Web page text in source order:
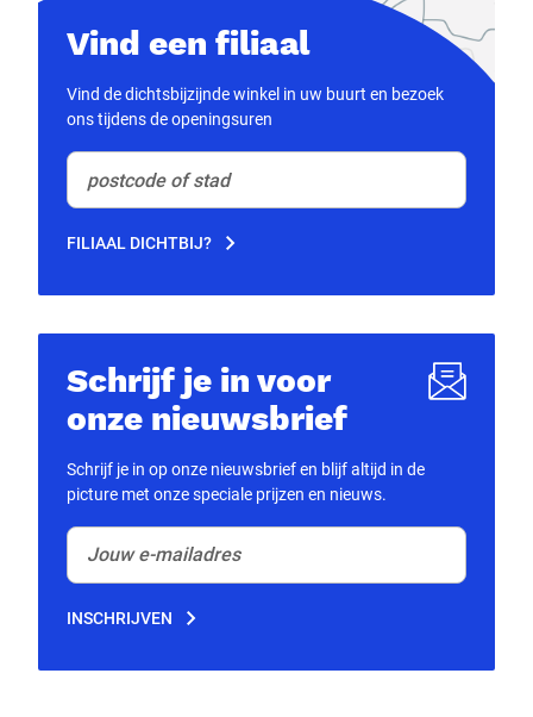
Vind een filiaal
Vind de dichtsbijzijnde winkel in uw buurt en bezoek
ons tijdens de openingsuren
FILIAAL DICHTBIJ?
Schrijf je in voor
onze nieuwsbrief
Schrijf je in op onze nieuwsbrief en blijf altijd in de
picture met onze speciale prijzen en nieuws.
INSCHRIJVEN